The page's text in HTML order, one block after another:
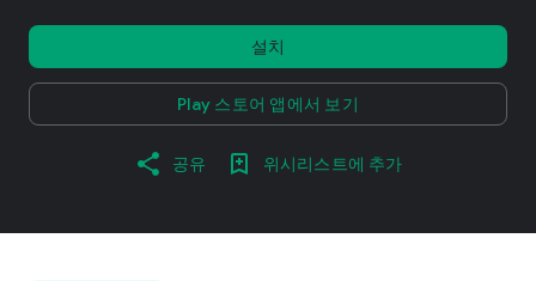
설치
Play 스토어 앱에서 보기
공유 위시리스트에 추가